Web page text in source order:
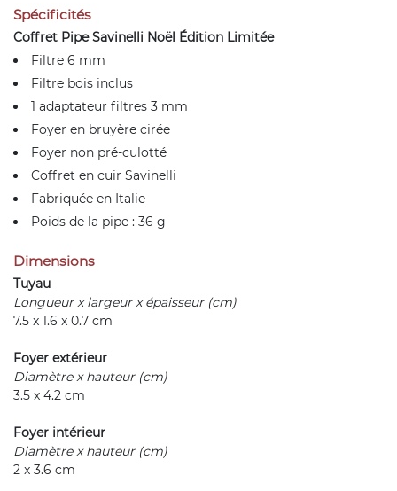
Spécificités
Coffret Pipe Savinelli Noël Édition Limitée
Filtre 6 mm
Filtre bois inclus
1 adaptateur filtres 3 mm
Foyer en bruyère cirée
Foyer non pré-culotté
Coffret en cuir Savinelli
Fabriquée en Italie
Poids de la pipe : 36 g
Dimensions
Tuyau
Longueur x largeur x épaisseur (cm)
7.5 x 1.6 x 0.7 cm
Foyer extérieur
Diamètre x hauteur (cm)
3.5 x 4.2 cm
Foyer intérieur
Diamètre x hauteur (cm)
2 x 3.6 cm